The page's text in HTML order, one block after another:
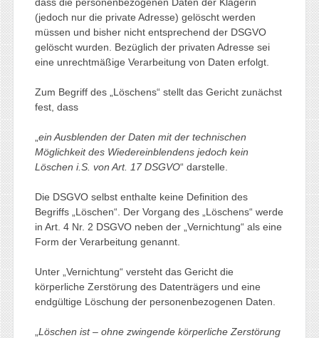
(jedoch nur die private Adresse) gelöscht werden
müssen und bisher nicht entsprechend der DSGVO
gelöscht wurden. Bezüglich der privaten Adresse sei
eine unrechtmäßige Verarbeitung von Daten erfolgt.
Zum Begriff des „Löschens“ stellt das Gericht zunächst
fest, dass
ein Ausblenden der Daten mit der technischen
Möglichkeit des Wiedereinblendens jedoch kein
Löschen i.S. von Art. 17 DSGVO“ darstelle.
Die DSGVO selbst enthalte keine Definition des
Begriffs „Löschen“. Der Vorgang des „Löschens“ werde
in Art. 4 Nr. 2 DSGVO neben der „Vernichtung“ als eine
Form der Verarbeitung genannt.
Unter „Vernichtung“ versteht das Gericht die
körperliche Zerstörung des Datenträgers und eine
endgültige Löschung der personenbezogenen Daten.
Löschen ist – ohne zwingende körperliche Zerstörung